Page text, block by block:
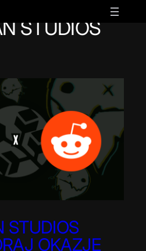
STUDIOS
STUDIOS
OKAZJE